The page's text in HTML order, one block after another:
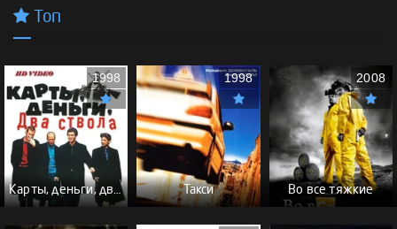
Топ
Карты, деньги, два ствола - (Перевод Гоблина)
1998
Такси
1998
Во все тяжкие
2008